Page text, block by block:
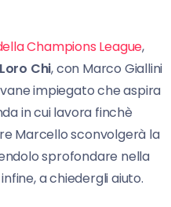
Champions League,
Loro Chi, con Marco Giallini
impiegato che aspira
in cui lavora finchè
Marcello sconvolgerà la
sprofondare nella
a chiedergli aiuto.